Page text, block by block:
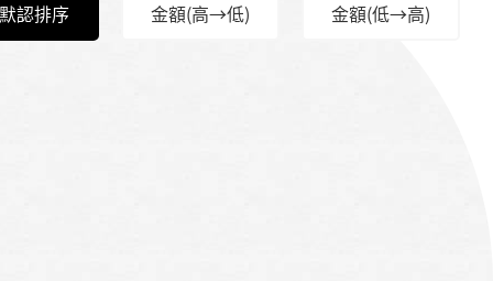
默認排序 金額(高→低) 金額(低→高)